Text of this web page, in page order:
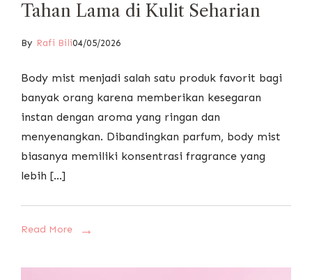
Tahan Lama di Kulit Seharian
By Rafi Bili04/05/2026
Body mist menjadi salah satu produk favorit bagi
banyak orang karena memberikan kesegaran
instan dengan aroma yang ringan dan
menyenangkan. Dibandingkan parfum, body mist
biasanya memiliki konsentrasi fragrance yang
lebih […]
Read More